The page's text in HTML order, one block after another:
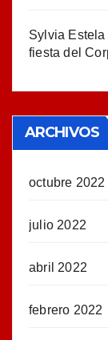
Sylvia
fiesta del
ARCHIVOS
octubre 2022
julio 2022
abril 2022
febrero 2022